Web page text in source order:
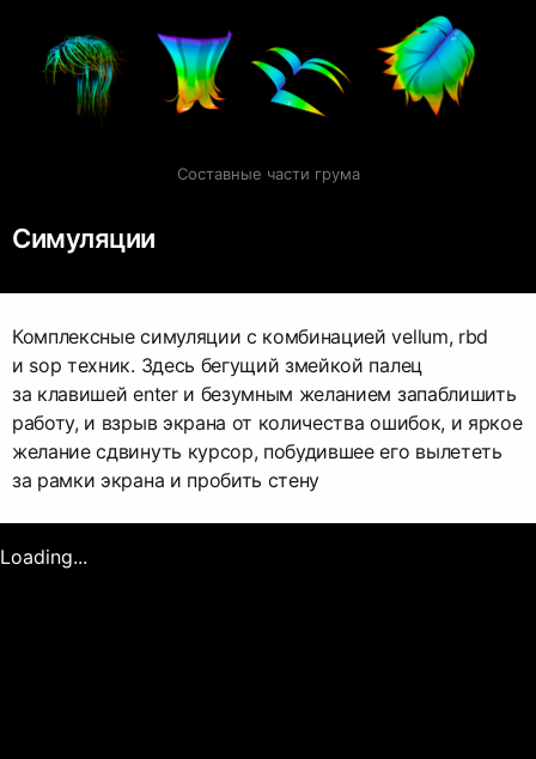
Составные части грума
Симуляции
Комплексные симуляции с комбинацией vellum, rbd
и sop техник. Здесь бегущий змейкой палец
за клавишей enter и безумным желанием запаблишить
работу, и взрыв экрана от количества ошибок, и яркое
желание сдвинуть курсор, побудившее его вылететь
за рамки экрана и пробить стену
Loading...